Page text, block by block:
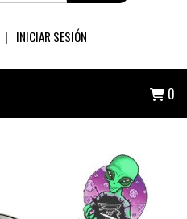
INICIAR SESIÓN
0